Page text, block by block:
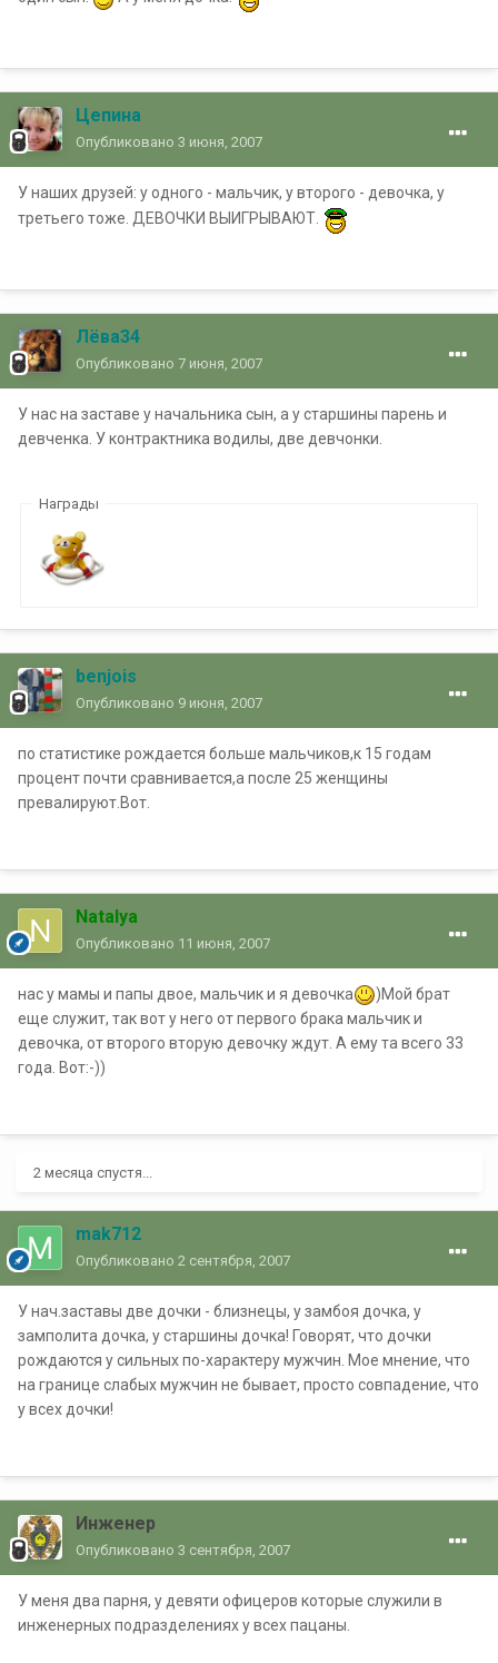
Цепина
Опубликовано 3 июня, 2007
У наших друзей: у одного - мальчик, у второго - девочка, у
третьего тоже. ДЕВОЧКИ ВЫИГРЫВАЮТ.
Лёва34
Опубликовано 7 июня, 2007
У нас на заставе у начальника сын, а у старшины парень и
девченка. У контрактника водилы, две девчонки.
Награды
benjois
Опубликовано 9 июня, 2007
по статистике рождается больше мальчиков,к 15 годам
процент почти сравнивается,а после 25 женщины
превалируют.Вот.
Natalya
Опубликовано 11 июня, 2007
нас у мамы и папы двое, мальчик и я девочка
)Мой брат
еще служит, так вот у него от первого брака мальчик и
девочка, от второго вторую девочку ждут. А ему та всего 33
года. Вот:-))
2 месяца спустя...
mak712
Опубликовано 2 сентября, 2007
У нач.заставы две дочки - близнецы, у замбоя дочка, у
замполита дочка, у старшины дочка! Говорят, что дочки
рождаются у сильных по-характеру мужчин. Мое мнение, что
на границе слабых мужчин не бывает, просто совпадение, что
у всех дочки!
Инженер
Опубликовано 3 сентября, 2007
У меня два парня, у девяти офицеров которые служили в
инженерных подразделениях у всех пацаны.